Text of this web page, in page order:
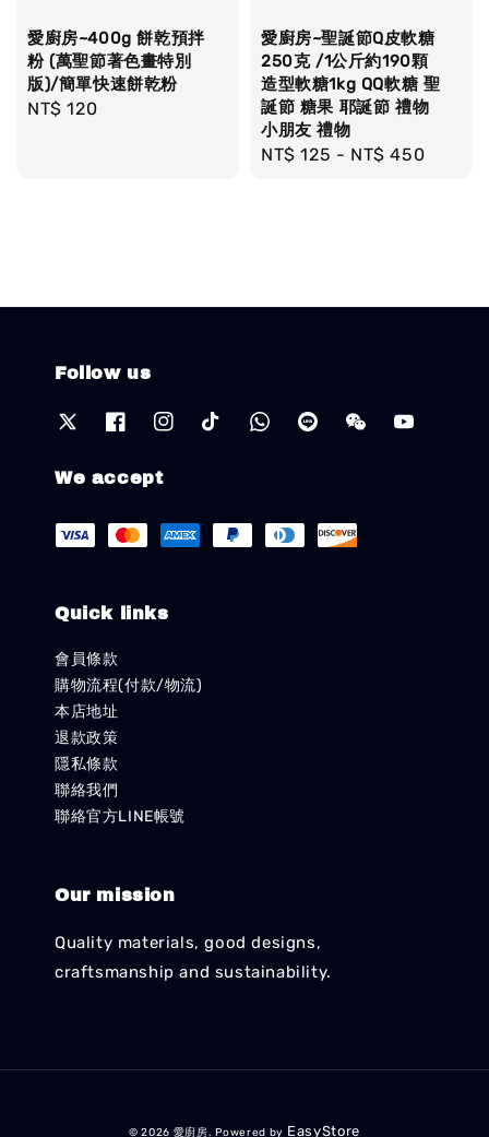
愛廚房~400g 餅乾預拌
粉 (萬聖節著色畫特別
版)/簡單快速餅乾粉
Regular
NT$ 120
愛廚房~聖誕節Q皮軟糖
250克 /1公斤約190顆
造型軟糖1kg QQ軟糖 聖
誕節 糖果 耶誕節 禮物
小朋友 禮物
Regular
NT$ 125 - NT$ 450
Follow us
We accept
Quick links
會員條款
購物流程(付款/物流)
本店地址
退款政策
隱私條款
聯絡我們
聯絡官方LINE帳號
Our mission
Quality materials, good designs,
craftsmanship and sustainability.
© 2026 愛廚房. Powered by EasyStore